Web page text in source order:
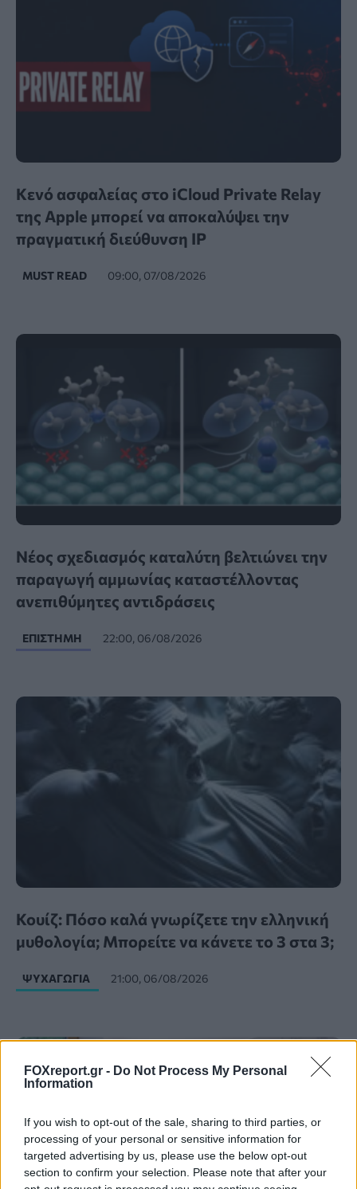
FOXreport.gr - Do Not Process My Personal
Information
If you wish to opt-out of the sale, sharing to third parties, or
processing of your personal or sensitive information for
targeted advertising by us, please use the below opt-out
section to confirm your selection. Please note that after your
Κενό ασφαλείας στο iCloud Private Relay
της Apple μπορεί να αποκαλύψει την
πραγματική διεύθυνση IP
MUST READ 09:00, 07/08/2026
Νέος σχεδιασμός καταλύτη βελτιώνει την
παραγωγή αμμωνίας καταστέλλοντας
ανεπιθύμητες αντιδράσεις
ΕΠΙΣΤΉΜΗ 22:00, 06/08/2026
Κουίζ: Πόσο καλά γνωρίζετε την ελληνική
μυθολογία; Μπορείτε να κάνετε το 3 στα 3;
ΨΥΧΑΓΩΓΊΑ 21:00, 06/08/2026